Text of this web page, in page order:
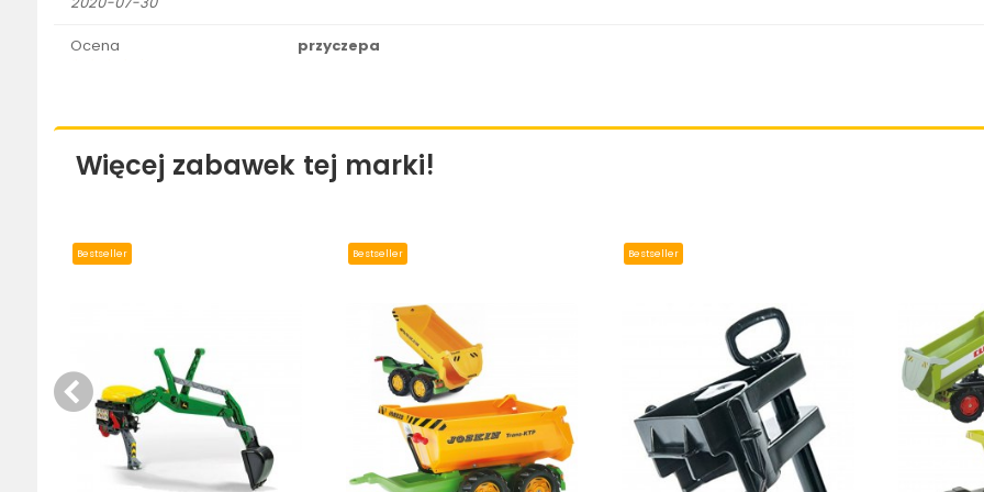
Ocena
przyczepa
Więcej zabawek tej marki!
Bestseller Bestseller Bestseller